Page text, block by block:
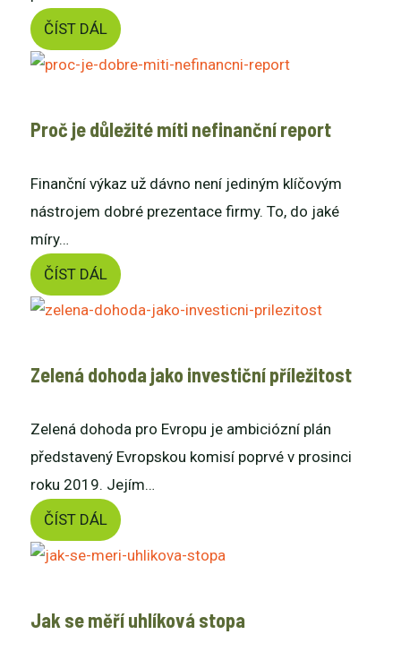
ČÍST DÁL
Proč je důležité míti nefinanční report
Finanční výkaz už dávno není jediným klíčovým
nástrojem dobré prezentace firmy. To, do jaké
míry…
ČÍST DÁL
Zelená dohoda jako investiční příležitost
Zelená dohoda pro Evropu je ambiciózní plán
představený Evropskou komisí poprvé v prosinci
roku 2019. Jejím…
ČÍST DÁL
Jak se měří uhlíková stopa